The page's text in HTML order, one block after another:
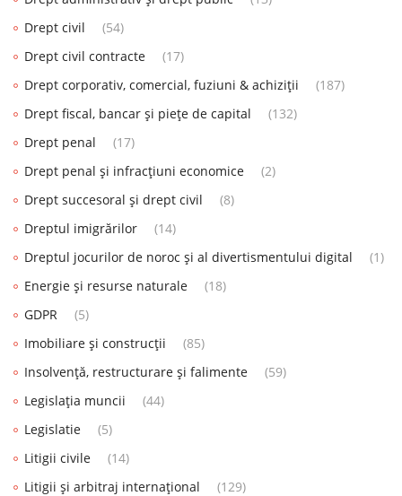
Drept civil
(54)
Drept civil contracte
(17)
Drept corporativ, comercial, fuziuni & achiziții
(187)
Drept fiscal, bancar și piețe de capital
(132)
Drept penal
(17)
Drept penal și infracțiuni economice
(2)
Drept succesoral și drept civil
(8)
Dreptul imigrărilor
(14)
Dreptul jocurilor de noroc și al divertismentului digital
(1)
Energie și resurse naturale
(18)
GDPR
(5)
Imobiliare și construcții
(85)
Insolvență, restructurare și falimente
(59)
Legislația muncii
(44)
Legislatie
(5)
Litigii civile
(14)
Litigii și arbitraj internațional
(129)